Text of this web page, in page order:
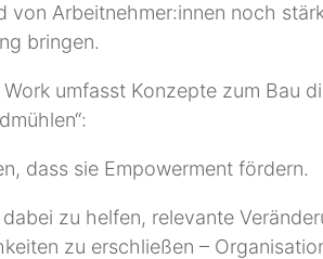
von Arbeitnehmer:innen noch
bringen.
umfasst Konzepte zum Bau
dass sie Empowerment fördern.
zu helfen, relevante
zu erschließen –